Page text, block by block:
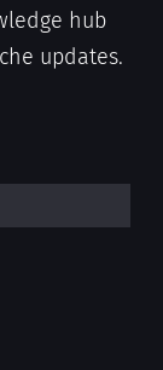
hub
updates.